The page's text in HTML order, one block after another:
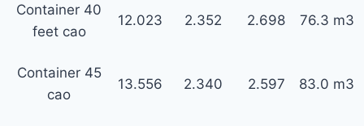
Container 40
feet cao
12.023 2.352 2.698 76.3 m3
Container 45
cao
13.556 2.340 2.597 83.0 m3